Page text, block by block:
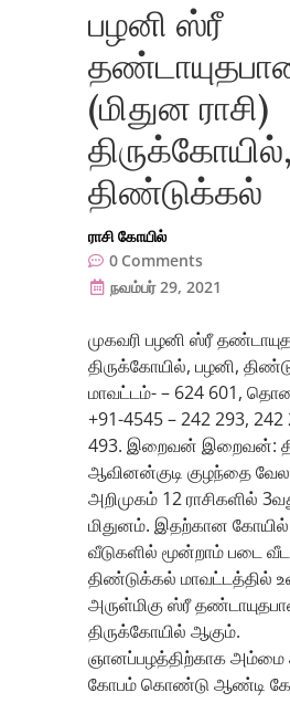
பழனி ஸ்ரீ
(மிதுன ராசி)
திருக்கோயில்,
திண்டுக்கல்
ராசி கோயில்
0 Comments
நவம்பர் 29, 2021
முகவரி பழனி ஸ்ரீ
திருக்கோயில், பழனி,
மாவட்டம்- – 624 601,
+91-4545 – 242 293, 242
493. இறைவன் இறைவன்:
ஆவினன்குடி குழந்தை
அறிமுகம் 12 ராசிகளில்
மிதுனம். இதற்கான
வீடுகளில் மூன்றாம் படை
திண்டுக்கல் மாவட்டத்தில்
அருள்மிகு ஸ்ரீ
திருக்கோயில் ஆகும்.
ஞானப்பழத்திற்காக அம்மை
கோபம் கொண்டு ஆண்டி